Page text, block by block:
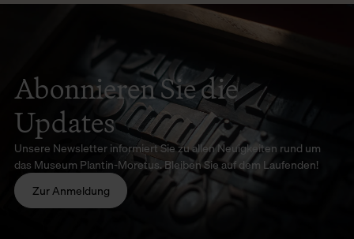
Abonnieren Sie die
Updates
Unsere Newsletter informiert Sie zu allen Neuigkeiten rund um
das Museum Plantin-Moretus. Bleiben Sie auf dem Laufenden!
Zur Anmeldung